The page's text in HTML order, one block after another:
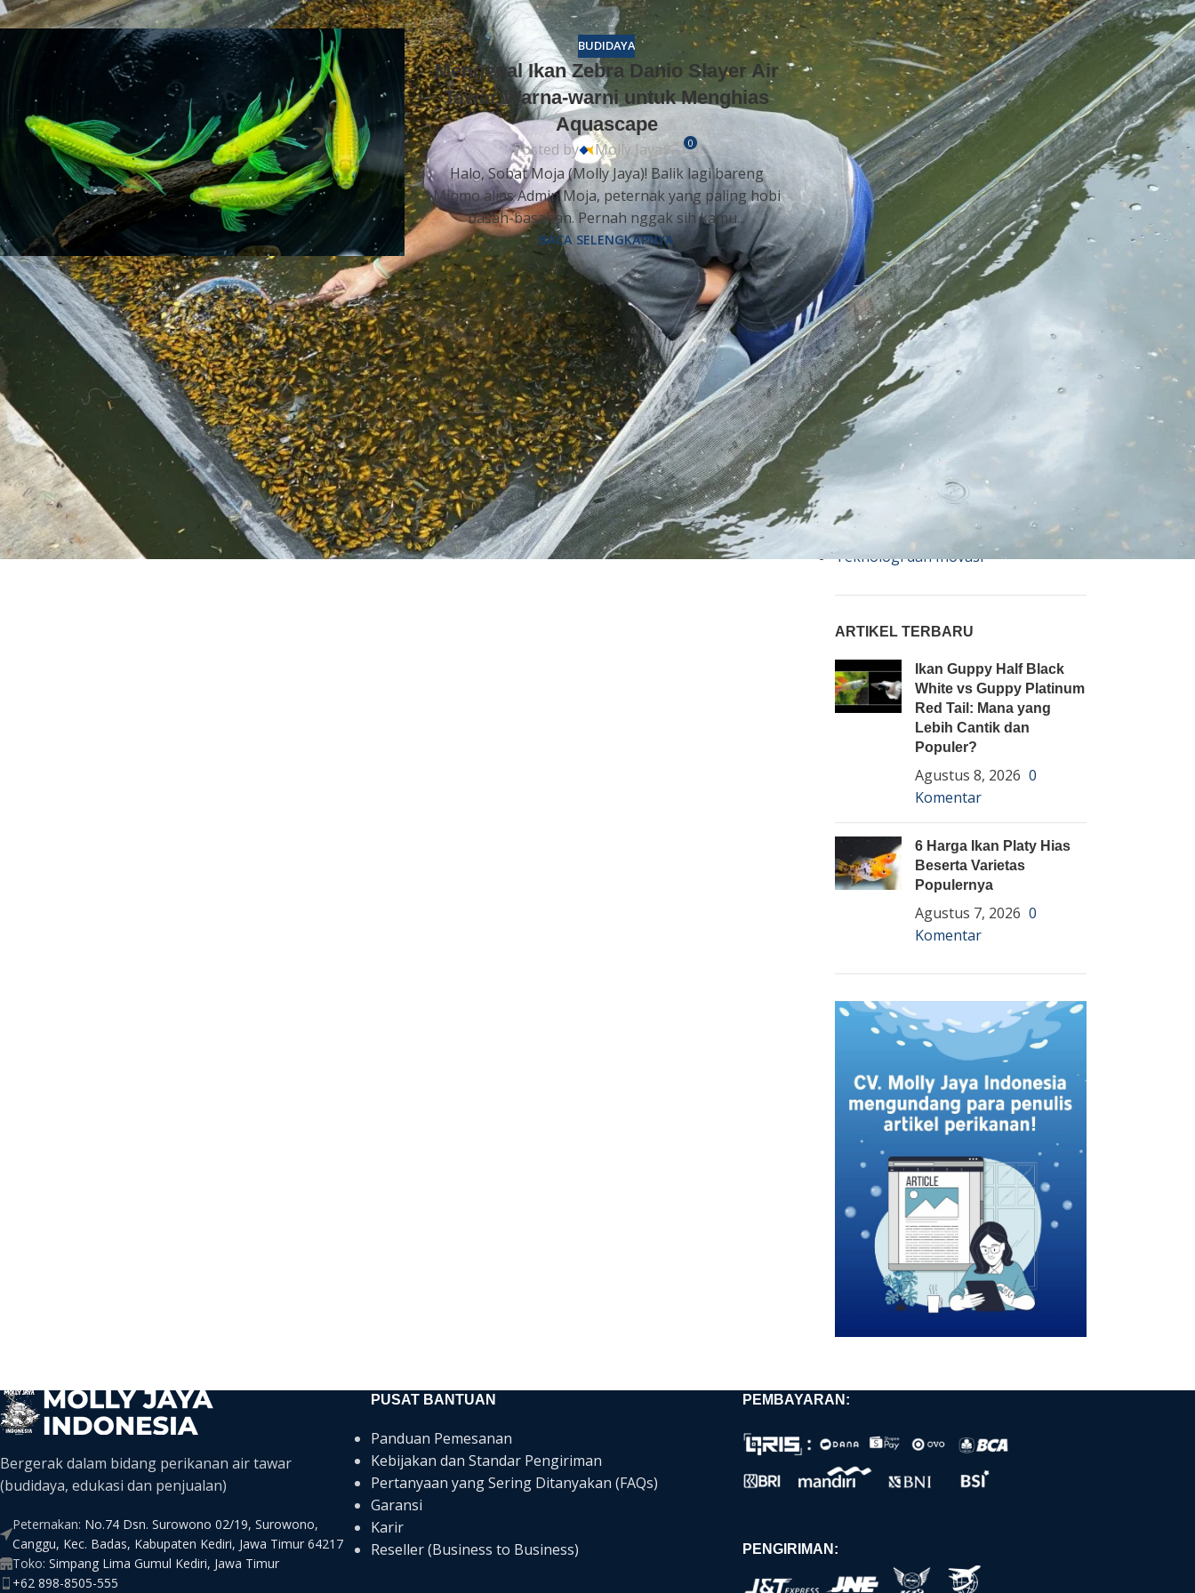
BUDIDAYA
Mengenal Ikan Zebra Danio Slayer Air
Tawar Warna-warni untuk Menghias
Aquascape
Posted by Molly Jaya 0
Halo, Sobat Moja (Molly Jaya)! Balik lagi bareng
Minmo alias Admin Moja, peternak yang paling hobi
basah-basahan. Pernah nggak sih kamu...
BACA SELENGKAPNYA
Molly
Channa
Koi
Koki
Guppy
Platy
Glofish
Danio
Manfish
Discuss
Palmas
Kura-kura
KATEGORI
Berita
Bisnis
Budidaya
Event
Informasi Lain
Pembenihan Ikan
Pembesaran Ikan
Teknologi dan Inovasi
ARTIKEL TERBARU
Ikan Guppy Half Black
White vs Guppy Platinum
Red Tail: Mana yang
Lebih Cantik dan
Populer?
Agustus 8, 2026 0
Komentar
6 Harga Ikan Platy Hias
Beserta Varietas
Populernya
Agustus 7, 2026 0
Komentar
Bergerak dalam bidang perikanan air tawar
(budidaya, edukasi dan penjualan)
Peternakan: No.74 Dsn. Surowono 02/19, Surowono,
Canggu, Kec. Badas, Kabupaten Kediri, Jawa Timur 64217
Toko: Simpang Lima Gumul Kediri, Jawa Timur
+62 898-8505-555
PUSAT BANTUAN
Panduan Pemesanan
Kebijakan dan Standar Pengiriman
Pertanyaan yang Sering Ditanyakan (FAQs)
Garansi
Karir
Reseller (Business to Business)
PEMBAYARAN:
PENGIRIMAN: